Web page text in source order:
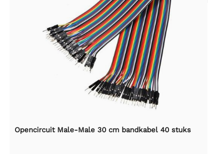
Opencircuit Male-Male 30 cm bandkabel 40 stuks